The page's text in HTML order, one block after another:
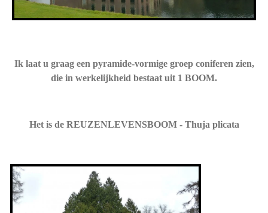
Ik laat u graag een pyramide-vormige groep coniferen zien,
die in werkelijkheid bestaat uit 1 BOOM.
Het is de REUZENLEVENSBOOM - Thuja plicata